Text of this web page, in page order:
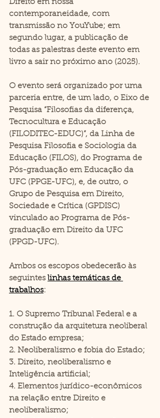
Direito em nossa
contemporaneidade, com
transmissão no YouYube; em
segundo lugar, a publicação de
todas as palestras deste evento em
livro a sair no próximo ano (2025).
O evento será organizado por uma
parceria entre, de um lado, o Eixo de
Pesquisa “Filosofias da diferença,
Tecnocultura e Educação
(FILODITEC-EDUC)”, da Linha de
Pesquisa Filosofia e Sociologia da
Educação (FILOS), do Programa de
Pós-graduação em Educação da
UFC (PPGE-UFC), e, de outro, o
Grupo de Pesquisa em Direito,
Sociedade e Crítica (GPDISC)
vinculado ao Programa de Pós-
graduação em Direito da UFC
(PPGD-UFC).
Ambos os escopos obedecerão às
seguintes linhas temáticas de
trabalhos:
1. O Supremo Tribunal Federal e a
construção da arquitetura neoliberal
do Estado empresa;
2. Neoliberalismo e fobia do Estado;
3. Direito, neoliberalismo e
Inteligência artificial;
4. Elementos jurídico-econômicos
na relação entre Direito e
neoliberalismo;